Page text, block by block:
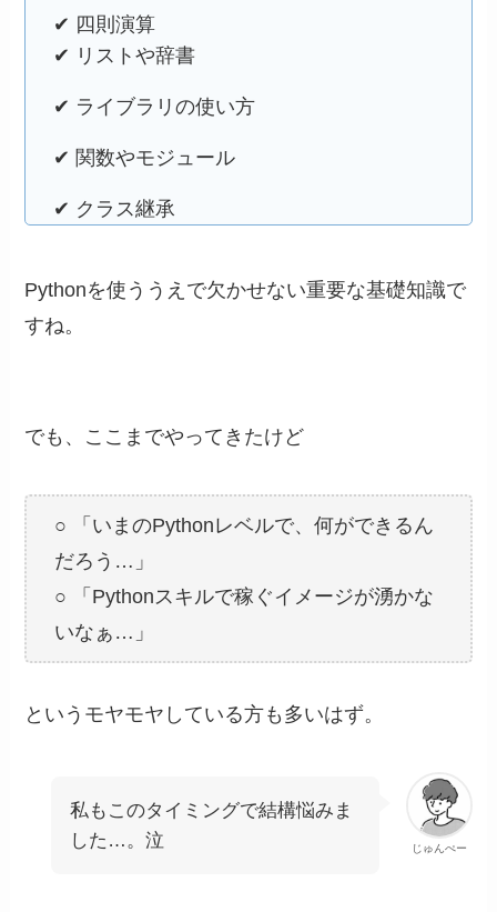
✔︎ 四則演算
✔︎ リストや辞書
✔︎ ライブラリの使い方
✔︎ 関数やモジュール
✔︎ クラス継承
Pythonを使ううえで欠かせない重要な基礎知識で
すね。
でも、ここまでやってきたけど
○ 「いまのPythonレベルで、何ができるん
だろう…」
○ 「Pythonスキルで稼ぐイメージが湧かな
いなぁ…」
というモヤモヤしている方も多いはず。
じゅんぺー
私もこのタイミングで結構悩みま
した…。泣